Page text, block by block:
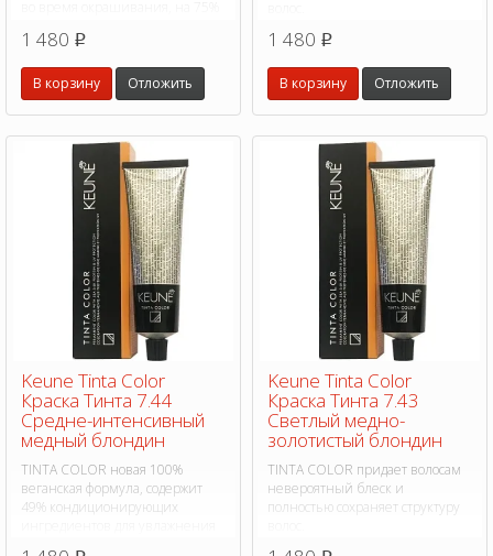
1 480 p
В корзину Отложить
1 480 p
В корзину Отложить
Keune Tinta Color
Краска Тинта 7.44
Средне-интенсивный
медный блондин
TINTA COLOR новая 100%
веганская формула, содержит
49% кондиционирующих
Keune Tinta Color
Краска Тинта 7.43
Светлый медно-
золотистый блондин
TINTA COLOR придает волосам
невероятный блеск и
полностью сохраняет структуру